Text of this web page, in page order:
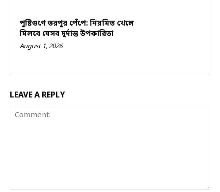
পুষ্টিগুণে ভরপুর পেঁপে: নিয়মিত খেলে
মিলবে যেসব দুর্দান্ত উপকারিতা
August 1, 2026
LEAVE A REPLY